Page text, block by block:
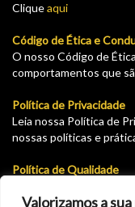
Valorizamos a
Cliqueaqui
Código de Ética e
O nosso Código de
comportamentos que
Política de Privacidade
Leia nossa Política de
nossas políticas e
Política de Qualidade
entender nossas